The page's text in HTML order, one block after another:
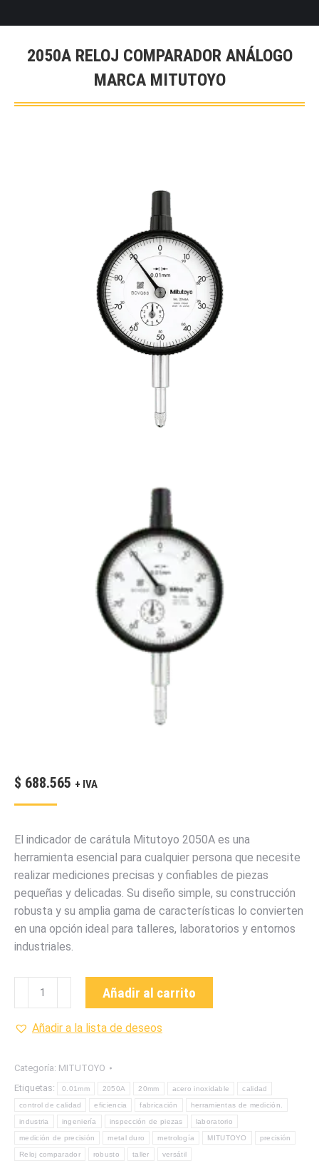
2050A RELOJ COMPARADOR ANÁLOGO
MARCA MITUTOYO
$ 688.565 + IVA
El indicador de carátula Mitutoyo 2050A es una
herramienta esencial para cualquier persona que necesite
realizar mediciones precisas y confiables de piezas
pequeñas y delicadas. Su diseño simple, su construcción
robusta y su amplia gama de características lo convierten
en una opción ideal para talleres, laboratorios y entornos
industriales.
2050A
COMPARADOR
MITUTOYO
cantidad
Añadir al carrito
Añadir a la lista de deseos
Categoría: MITUTOYO
Etiquetas:
0.01mm 2050A 20mm acero inoxidable calidad
control de calidad eficiencia fabricación herramientas de medición.
industria ingeniería inspección de piezas laboratorio
medición de precisión metal duro metrología MITUTOYO precisión
Reloj comparador robusto taller versátil